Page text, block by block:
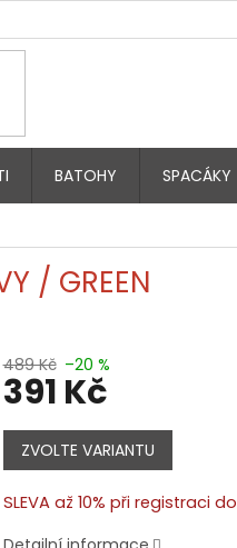
BATOHY SPACÁKY
/ GREEN
489 Kč –20 %
391 Kč
Měrná
cena:
ZVOLTE VARIANTU
SLEVA až 10% při registraci do